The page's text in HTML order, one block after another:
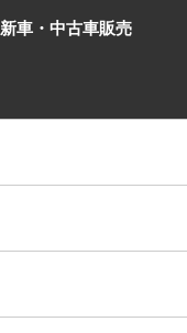
新車・中古車販売